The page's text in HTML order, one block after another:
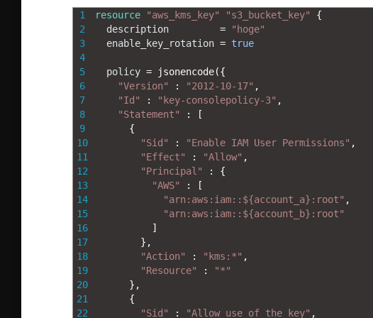
1
2
3
4
5
6
7
8
9
10
11
12
13
14
15
16
17
18
19
20
21
22
resource "aws_kms_key" "s3_bucket_key"
{
description
=
"hoge"
enable_key_rotation = true
policy = jsonencode({
"Version"
: "2012-10-17" ,
"Id"
: "key-consolepolicy-3" ,
"Statement"
:
[
{
"Sid"
: "Enable IAM User Permissions" ,
"Effect"
: "Allow" ,
"Principal"
:
{
"AWS"
:
[
"arn:aws:iam::${account_a}:root" ,
"arn:aws:iam::${account_b}:root"
]
} ,
"Action"
: "kms:*" ,
"Resource"
:
"*"
} ,
{
"Sid"
: "Allow use of the key" ,